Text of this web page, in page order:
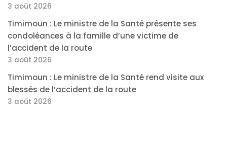
3 août 2026
Timimoun : Le ministre de la Santé présente ses
condoléances à la famille d’une victime de
l’accident de la route
3 août 2026
Timimoun : Le ministre de la Santé rend visite aux
blessés de l’accident de la route
3 août 2026